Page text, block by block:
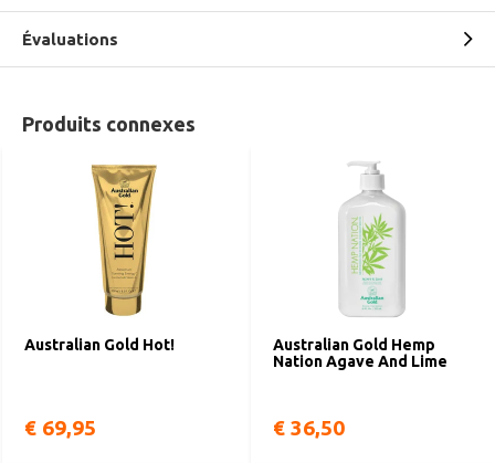
Évaluations
Produits connexes
Australian Gold Hot!
€ 69,95
Australian Gold Hemp
Nation Agave And Lime
€ 36,50